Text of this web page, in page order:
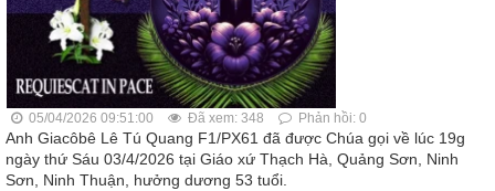
05/04/2026 09:51:00 Đã xem: 348 Phản hồi: 0
Anh Giacôbê Lê Tú Quang F1/PX61 đã được Chúa gọi về lúc 19g
ngày thứ Sáu 03/4/2026 tại Giáo xứ Thạch Hà, Quảng Sơn, Ninh
Sơn, Ninh Thuận, hưởng dương 53 tuổi.